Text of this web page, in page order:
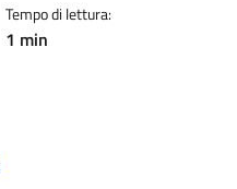
Tempo di lettura:
1 min